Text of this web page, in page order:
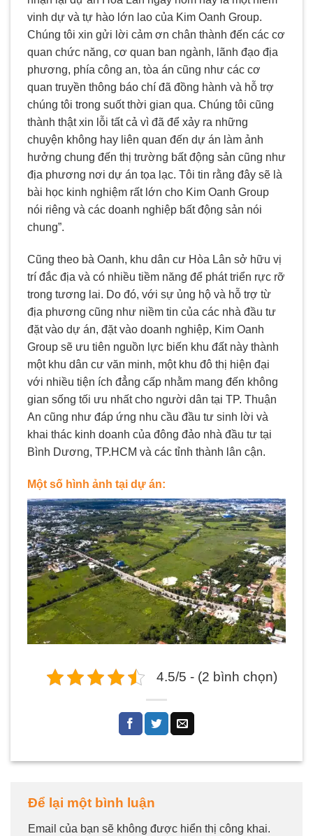
vinh dự và tự hào lớn lao của Kim Oanh Group.
Chúng tôi xin gửi lời cảm ơn chân thành đến các cơ
quan chức năng, cơ quan ban ngành, lãnh đạo địa
phương, phía công an, tòa án cũng như các cơ
quan truyền thông báo chí đã đồng hành và hỗ trợ
chúng tôi trong suốt thời gian qua. Chúng tôi cũng
thành thật xin lỗi tất cả vì đã để xảy ra những
chuyện không hay liên quan đến dự án làm ảnh
hưởng chung đến thị trường bất động sản cũng như
địa phương nơi dự án tọa lạc. Tôi tin rằng đây sẽ là
bài học kinh nghiệm rất lớn cho Kim Oanh Group
nói riêng và các doanh nghiệp bất động sản nói
chung”.
Cũng theo bà Oanh, khu dân cư Hòa Lân sở hữu vị
trí đắc địa và có nhiều tiềm năng để phát triển rực rỡ
trong tương lai. Do đó, với sự ủng hộ và hỗ trợ từ
địa phương cũng như niềm tin của các nhà đầu tư
đặt vào dự án, đặt vào doanh nghiệp, Kim Oanh
Group sẽ ưu tiên nguồn lực biến khu đất này thành
một khu dân cư văn minh, một khu đô thị hiện đại
với nhiều tiện ích đẳng cấp nhằm mang đến không
gian sống tối ưu nhất cho người dân tại TP. Thuận
An cũng như đáp ứng nhu cầu đầu tư sinh lời và
khai thác kinh doanh của đông đảo nhà đầu tư tại
Bình Dương, TP.HCM và các tỉnh thành lân cận.
Một số hình ảnh tại dự án:
4.5/5 - (2 bình chọn)
Để lại một bình luận
Email của bạn sẽ không được hiển thị công khai.